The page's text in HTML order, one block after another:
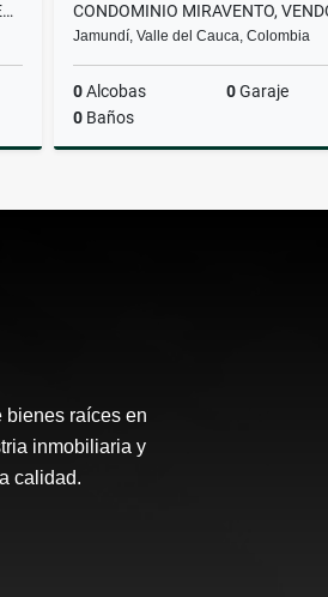
PARA ESTRENAR VENDO APARTAMENTO, PARQUEADERO PROPIO,TUCUMÁ JAMUNDI
Jamundí, Valle del Cauca, Colombia
0Alcobas 0Garaje
0 Baños
$225.000.000
bienes raíces en
inmobiliaria y
calidad.